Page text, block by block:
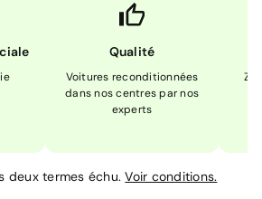
Qualité
Voitures reconditionnées
dans nos centres par nos
experts
deux termes échu.Voir conditions.